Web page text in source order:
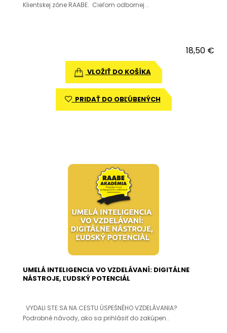
Klientskej zóne RAABE. Cieľom odbornej ..
18,50 €
VLOŽIŤ DO KOŠÍKA
PRIDAŤ DO OBĽÚBENÝCH
UMELÁ INTELIGENCIA VO VZDELÁVANÍ: DIGITÁLNE
NÁSTROJE, ĽUDSKÝ POTENCIÁL
VYDALI STE SA NA CESTU ÚSPEŠNÉHO VZDELÁVANIA?
Podrobné návody, ako sa prihlásiť do zakúpen..